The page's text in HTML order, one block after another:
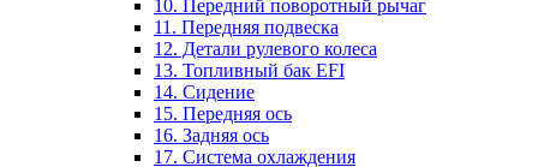
10. Передний поворотный рычаг
11. Передняя подвеска
12. Детали рулевого колеса
13. Топливный бак EFI
14. Сидение
15. Передняя ось
16. Задняя ось
17. Система охлаждения